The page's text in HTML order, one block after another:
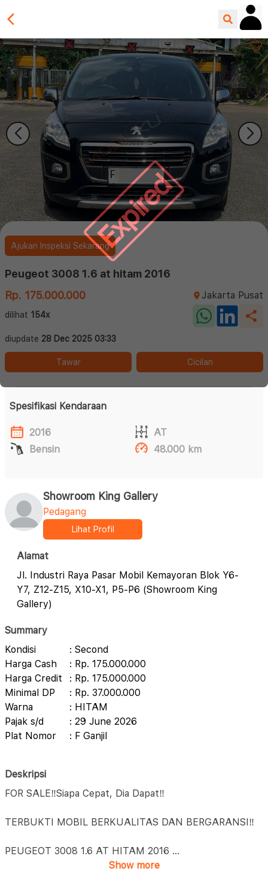
Expired
Ajukan Inspeksi Sekarang
Peugeot 3008 1.6 at hitam 2016
Rp. 175.000.000
Jakarta Pusat
dilihat 154x
diupdate 28 Dec 2025 03:33
Tawar Cicilan
Spesifikasi Kendaraan
2016
AT
Bensin
48.000 km
Showroom King Gallery
Pedagang
Lihat Profil
Alamat
Jl. Industri Raya Pasar Mobil Kemayoran Blok Y6-
Y7, Z12-Z15, X10-X1, P5-P6 (Showroom King
Gallery)
Summary
Kondisi
: Second
Harga Cash
: Rp. 175.000.000
Harga Credit
: Rp. 175.000.000
Minimal DP
: Rp. 37.000.000
Warna
: HITAM
Pajak s/d
: 29 June 2026
Plat Nomor
: F Ganjil
Deskripsi
FOR SALE‼️Siapa Cepat, Dia Dapat‼️
TERBUKTI MOBIL BERKUALITAS DAN BERGARANSI‼️
PEUGEOT 3008 1.6 AT HITAM 2016 ...
Show more